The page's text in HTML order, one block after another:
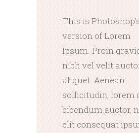
This is
version of Lorem
Ipsum. Proin
nibh vel velit
aliquet. Aenean
sollicitudin, lorem
bibendum auctor,
elit consequat